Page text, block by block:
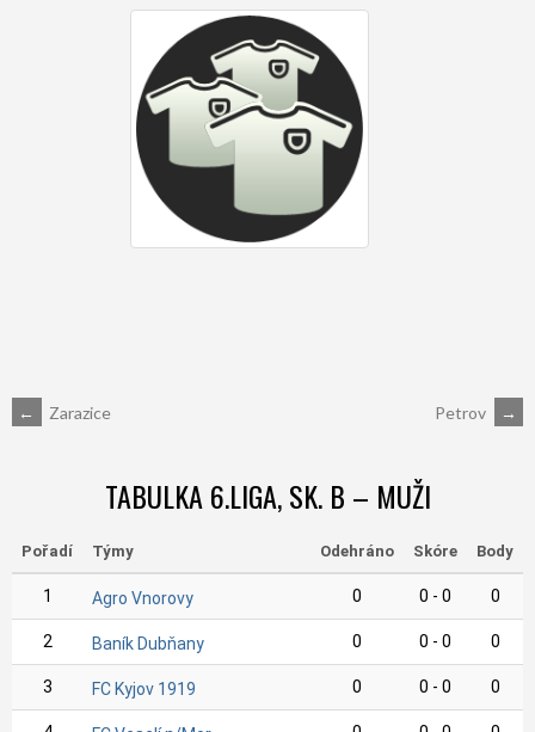
POST
NAVIGATION
← Zarazice Petrov →
TABULKA 6.LIGA, SK. B – MUŽI
Pořadí Týmy Odehráno Skóre Body
1 Agro Vnorovy 0 0 - 0 0
2 Baník Dubňany 0 0 - 0 0
3 FC Kyjov 1919 0 0 - 0 0